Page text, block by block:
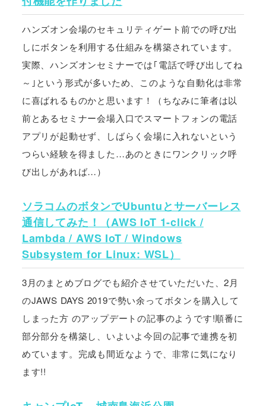
ハンズオン会場のセキュリティゲート前での呼び出
しにボタンを利用する仕組みを構築されています。
実際、ハンズオンセミナーでは｢電話で呼び出してね
～｣という形式が多いため、このような自動化は非常
に喜ばれるものかと思います！（ちなみに筆者は以
前とあるセミナー会場入口でスマートフォンの電話
アプリが起動せず、しばらく会場に入れないという
つらい経験を得ました…あのときにワンクリック呼
び出しがあれば…）
ソラコムのボタンでUbuntuとサーバーレス
通信してみた！（AWS IoT 1-click /
Lambda / AWS IoT / Windows
Subsystem for Linux: WSL）
3月のまとめブログでも紹介させていただいた、2月
のJAWS DAYS 2019で勢い余ってボタンを購入して
しまった方 のアップデートの記事のようです!順番に
部分部分を構築し、いよいよ今回の記事で連携を初
めています。完成も間近なようで、非常に気になり
ます!!